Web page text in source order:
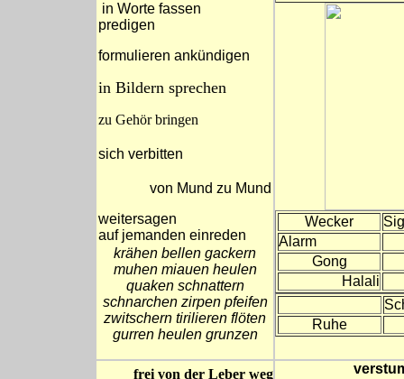
in Worte fassen
predigen
formulieren ankündigen
in Bildern sprechen
zu Gehör bringen
sich verbitten
von Mund zu Mund
weitersagen
auf jemanden einreden
krähen bellen gackern
muhen miauen heulen
quaken schnattern
schnarchen zirpen pfeifen
zwitschern tirilieren flöten
gurren heulen grunzen
Wecker
Alarm
Gong
Halali
Ruhe
frei von der Leber weg